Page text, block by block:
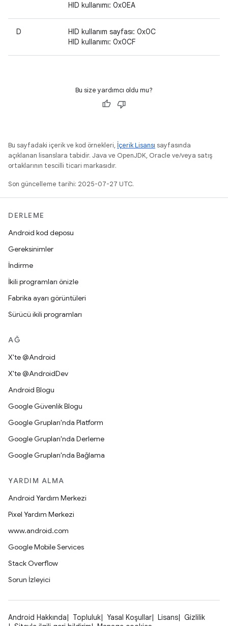
HID kullanımı: 0x0EA
D
HID kullanım sayfası: 0x0C
HID kullanımı: 0x0CF
Bu size yardımcı oldu mu?
Bu sayfadaki içerik ve kod örnekleri, İçerik Lisansı sayfasında
açıklanan lisanslara tabidir. Java ve OpenJDK, Oracle ve/veya satış
ortaklarının tescilli ticari markasıdır.
Son güncelleme tarihi: 2025-07-27 UTC.
DERLEME
Android kod deposu
Gereksinimler
İndirme
İkili programları önizle
Fabrika ayarı görüntüleri
Sürücü ikili programları
AĞ
X'te @Android
X'te @AndroidDev
Android Blogu
Google Güvenlik Blogu
Google Grupları'nda Platform
Google Grupları'nda Derleme
Google Grupları'nda Bağlama
YARDIM ALMA
Android Yardım Merkezi
Pixel Yardım Merkezi
www.android.com
Google Mobile Services
Stack Overflow
Sorun İzleyici
Android Hakkında Topluluk Yasal Koşullar Lisans
Gizlilik